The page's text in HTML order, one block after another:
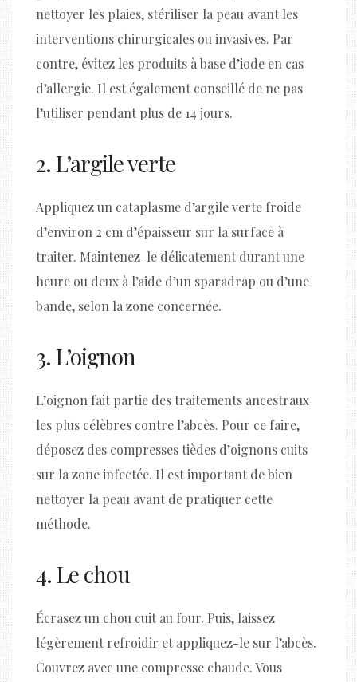
nettoyer les plaies, stériliser la peau avant les
interventions chirurgicales ou invasives. Par
contre, évitez les produits à base d’iode en cas
d’allergie. Il est également conseillé de ne pas
l’utiliser pendant plus de 14 jours.
2. L’argile verte
Appliquez un cataplasme d’argile verte froide
d’environ 2 cm d’épaisseur sur la surface à
traiter. Maintenez-le délicatement durant une
heure ou deux à l’aide d’un sparadrap ou d’une
bande, selon la zone concernée.
3. L’oignon
L’oignon fait partie des traitements ancestraux
les plus célèbres contre l’abcès. Pour ce faire,
déposez des compresses tièdes d’oignons cuits
sur la zone infectée. Il est important de bien
nettoyer la peau avant de pratiquer cette
méthode.
4. Le chou
Écrasez un chou cuit au four. Puis, laissez
légèrement refroidir et appliquez-le sur l’abcès.
Couvrez avec une compresse chaude. Vous